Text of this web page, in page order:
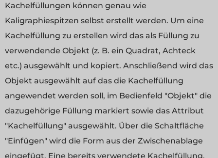
Kachelfüllungen können genau wie
Kaligraphiespitzen selbst erstellt werden. Um eine
Kachelfüllung zu erstellen wird das als Füllung zu
verwendende Objekt (z. B. ein Quadrat, Achteck
etc.) ausgewählt und kopiert. Anschließend wird das
Objekt ausgewählt auf das die Kachelfüllung
angewendet werden soll, im Bedienfeld "Objekt" die
dazugehörige Füllung markiert sowie das Attribut
"Kachelfüllung" ausgewählt. Über die Schaltfläche
"Einfügen" wird die Form aus der Zwischenablage
eingefügt. Eine bereits verwendete Kachelfüllung,